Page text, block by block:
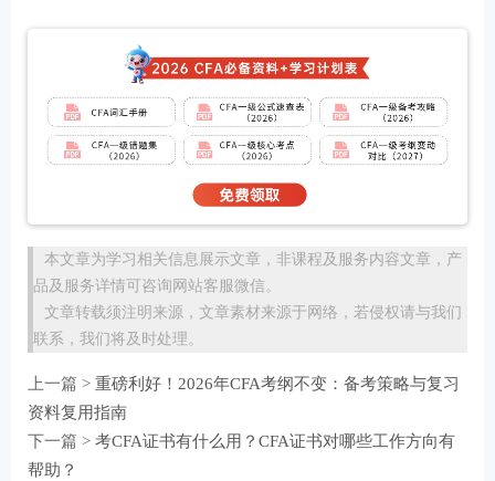
本文章为学习相关信息展示文章，非课程及服务内容文章，产
品及服务详情可咨询网站客服微信。
文章转载须注明来源，文章素材来源于网络，若侵权请与我们
联系，我们将及时处理。
上一篇 > 重磅利好！2026年CFA考纲不变：备考策略与复习
资料复用指南
下一篇 > 考CFA证书有什么用？CFA证书对哪些工作方向有
帮助？